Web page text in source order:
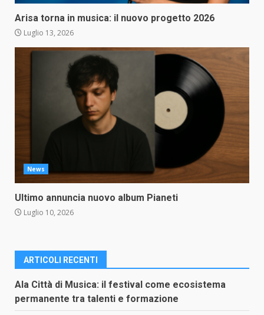
Arisa torna in musica: il nuovo progetto 2026
Luglio 13, 2026
News
Ultimo annuncia nuovo album Pianeti
Luglio 10, 2026
ARTICOLI RECENTI
Ala Città di Musica: il festival come ecosistema
permanente tra talenti e formazione